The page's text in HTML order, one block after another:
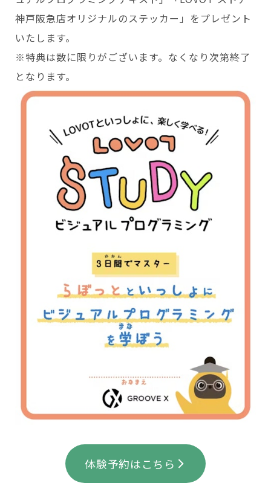
神戸阪急店オリジナルのステッカー」をプレゼント
いたします。
※特典は数に限りがございます。なくなり次第終了
となります。
体験予約はこちら